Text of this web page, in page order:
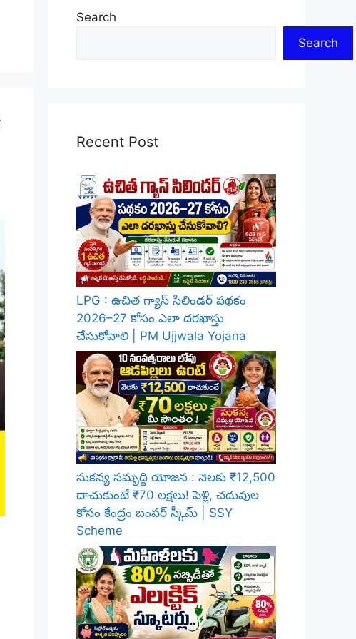
Search
Search
Recent Post
LPG : ఉచిత గ్యాస్ సిలిండర్ పథకం
2026–27 కోసం ఎలా దరఖాస్తు
చేసుకోవాలి | PM Ujjwala Yojana
సుకన్య సమృద్ధి యోజన : నెలకు ₹12,500
దాచుకుంటే ₹70 లక్షలు! పెళ్లి, చదువుల
కోసం కేంద్రం బంపర్ స్కీమ్ | SSY
Scheme